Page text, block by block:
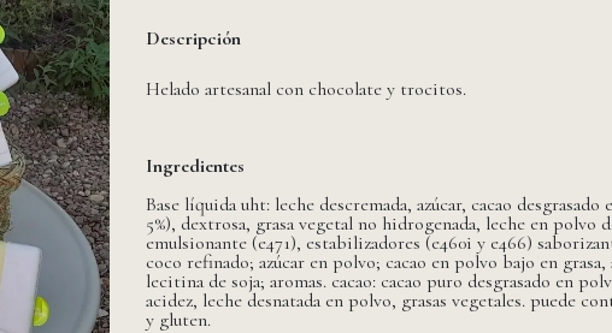
Descripción
Helado artesanal con chocolate y trocitos.
Ingredientes
Base líquida uht: leche descremada, azúcar, cacao
5%), dextrosa, grasa vegetal no hidrogenada, leche en polvo
emulsionante (e471), estabilizadores (e460i y e466)
coco refinado; azúcar en polvo; cacao en polvo bajo en
lecitina de soja; aromas. cacao: cacao puro desgrasado en
acidez, leche desnatada en polvo, grasas vegetales. puede
y gluten.